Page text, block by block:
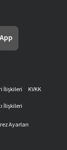
İlişkileri
KVKK
İlişkileri
Ayarları